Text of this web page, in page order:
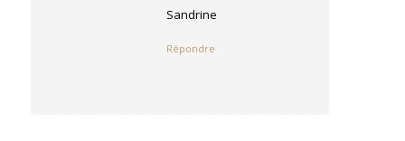
Sandrine
Répondre